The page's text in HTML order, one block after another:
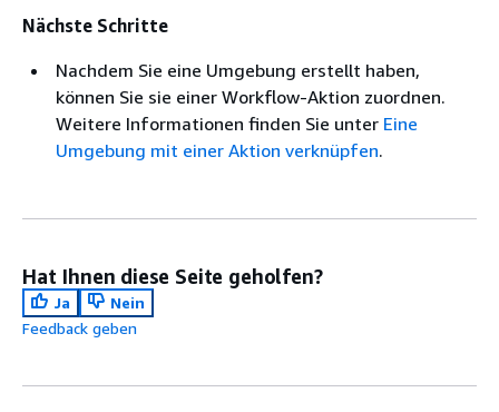
Nächste Schritte
Nachdem Sie eine Umgebung erstellt haben,
können Sie sie einer Workflow-Aktion zuordnen.
Weitere Informationen finden Sie unter Eine
Umgebung mit einer Aktion verknüpfen.
Hat Ihnen diese Seite geholfen?
Ja
Nein
Feedback geben